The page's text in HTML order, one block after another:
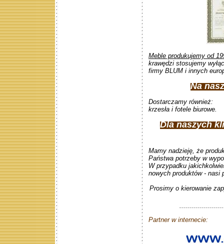
Meble produkujemy od
krawędzi stosujemy
firmy BLUM i innych
Na
Dostarczamy również:
krzesła i fotele biurowe.
Dla naszych
Mamy nadzieję, że
Państwa potrzeby w
W przypadku
nowych produktów - nasi
Prosimy o kierowanie
Partner w internecie: